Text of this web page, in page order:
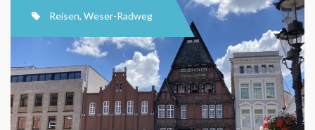
Reisen, Weser-Radweg